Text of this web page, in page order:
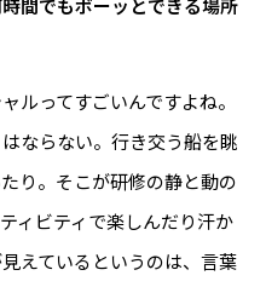
間でもボーッとできる場所
ルってすごいんですよね。
ならない。行き交う船を眺
り。そこが研修の静と動の
ィビティで楽しんだり汗か
えているというのは、言葉